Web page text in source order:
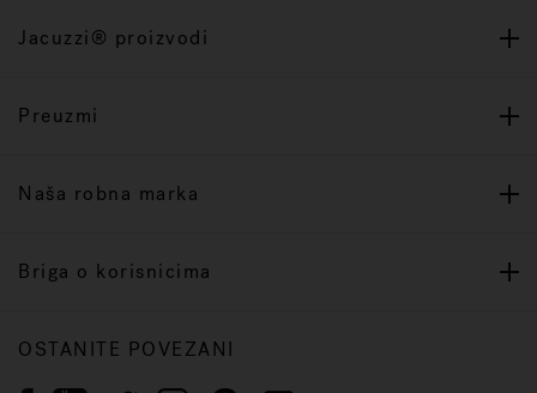
Jacuzzi® proizvodi
Preuzmi
Naša robna marka
Briga o korisnicima
OSTANITE POVEZANI